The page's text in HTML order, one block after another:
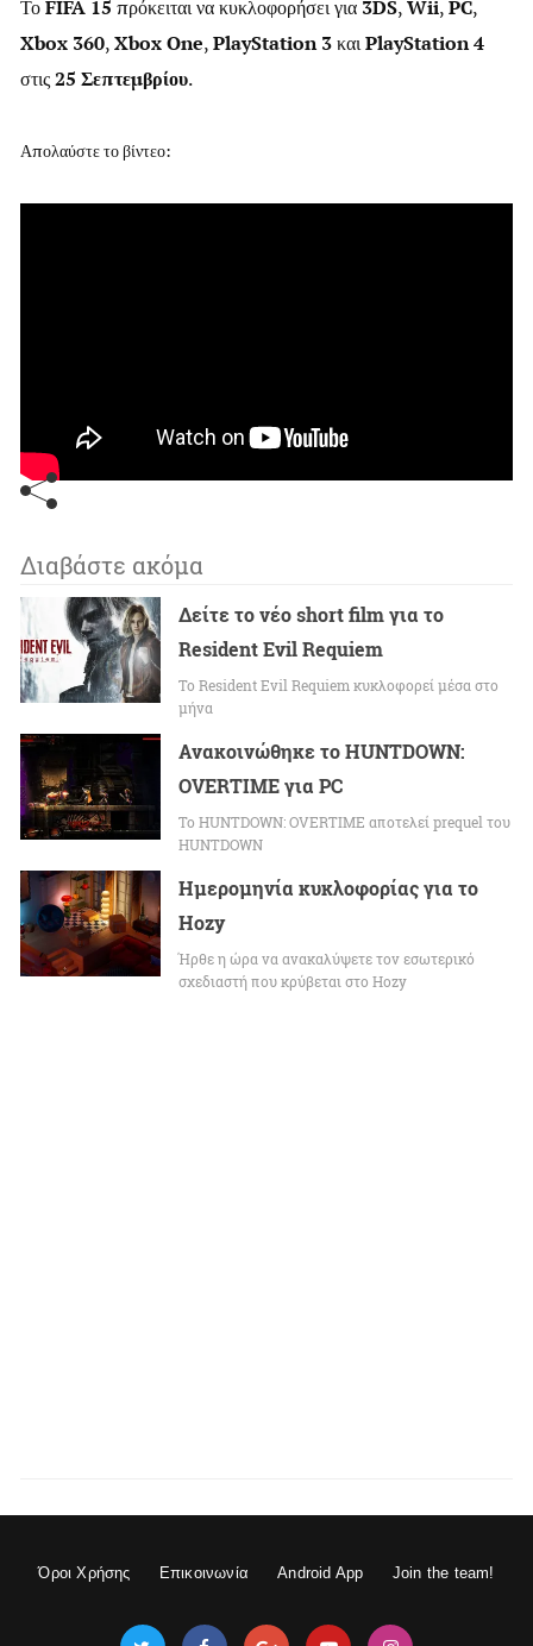
ΤοFIFA 15 πρόκειται να κυκλοφορήσει για 3DS,Wii,PC,
Xbox 360,Xbox One,PlayStation 3καιPlayStation 4
στις25 Σεπτεμβρίου.
Απολαύστε το βίντεο:
Διαβάστε ακόμα
Δείτε το νέο short film για το
Resident Evil Requiem
To Resident Evil Requiem κυκλοφορεί μέσα στο
μήνα
Ανακοινώθηκε το HUNTDOWN:
OVERTIME για PC
Το HUNTDOWN: OVERTIME αποτελεί prequel του
HUNTDOWN
Ημερομηνία κυκλοφορίας για το
Hozy
Ήρθε η ώρα να ανακαλύψετε τον εσωτερικό
σχεδιαστή που κρύβεται στο Hozy
Όροι Χρήσης Επικοινωνία Android App Join the team!